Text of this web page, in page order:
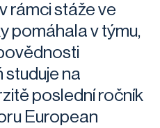
rámci stáže ve
pomáhala v týmu,
na
poslední ročník
European